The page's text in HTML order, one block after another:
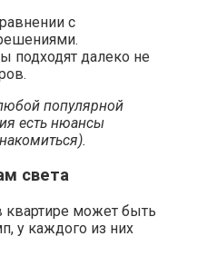
с
подходят далеко не
популярной
есть нюансы
света
может быть
у каждого из них